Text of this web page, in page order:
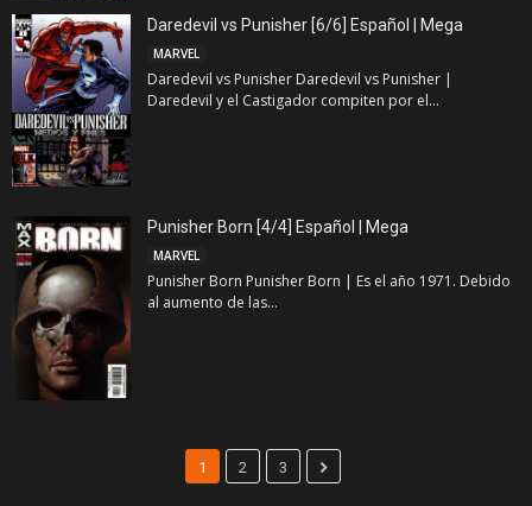
Daredevil vs Punisher [6/6] Español | Mega
MARVEL
Daredevil vs Punisher Daredevil vs Punisher |
Daredevil y el Castigador compiten por el...
Punisher Born [4/4] Español | Mega
MARVEL
Punisher Born Punisher Born | Es el año 1971. Debido
al aumento de las...
1 2 3